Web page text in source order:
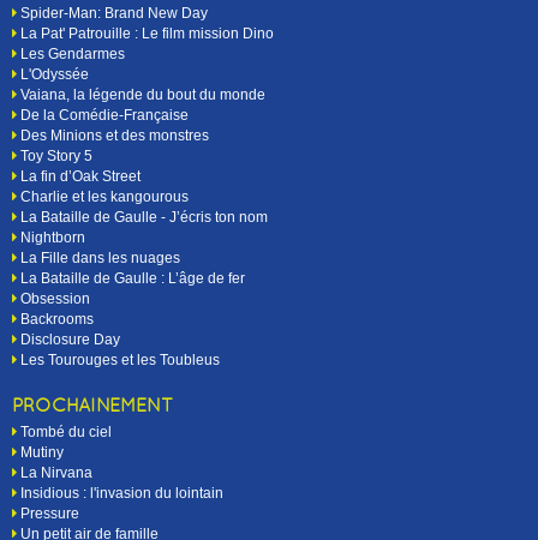
Spider-Man: Brand New Day
La Pat' Patrouille : Le film mission Dino
Les Gendarmes
L'Odyssée
Vaiana, la légende du bout du monde
De la Comédie-Française
Des Minions et des monstres
Toy Story 5
La fin d’Oak Street
Charlie et les kangourous
La Bataille de Gaulle - J’écris ton nom
Nightborn
La Fille dans les nuages
La Bataille de Gaulle : L’âge de fer
Obsession
Backrooms
Disclosure Day
Les Tourouges et les Toubleus
PROCHAINEMENT
Tombé du ciel
Mutiny
La Nirvana
Insidious : l'invasion du lointain
Pressure
Un petit air de famille